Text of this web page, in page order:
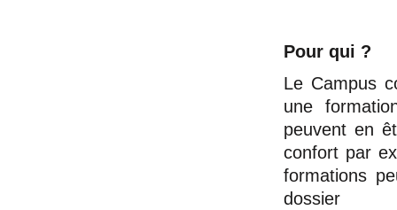
Pour qui ?
Le Campus
une
peuvent en
confort par
formations
dossier